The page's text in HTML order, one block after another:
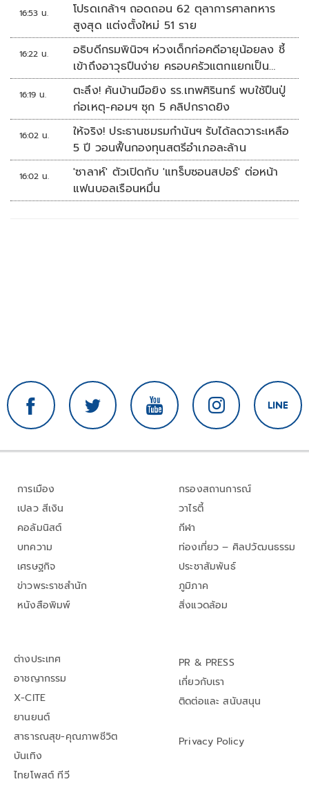
16:53 น.
โปรดเกล้าฯ ถอดถอน 62 ตุลาการศาลทหาร
สูงสุด แต่งตั้งใหม่ 51 ราย
16:22 น.
อธิบดีกรมพินิจฯ ห่วงเด็กก่อคดีอายุน้อยลง ชี้
เข้าถึงอาวุธปืนง่าย ครอบครัวแตกแยกเป็น
ชนวนสำคัญ
16:19 น.
ตะลึง! ค้นบ้านมือยิง รร.เทพศิรินทร์ พบใช้ปืนปู่
ก่อเหตุ-คอมฯ ซุก 5 คลิปกราดยิง
16:02 น.
ให้จริง! ประธานชมรมกำนันฯ รับได้ลดวาระเหลือ
5 ปี วอนฟื้นกองทุนสตรีอำเภอละล้าน
16:02 น.
'ซาลาห์' ตัวเปิดกับ 'แทร็บซอนสปอร์' ต่อหน้า
แฟนบอลเรือนหมื่น
การเมือง
เปลว สีเงิน
คอลัมนิสต์
บทความ
เศรษฐกิจ
ข่าวพระราชสำนัก
หนังสือพิมพ์
กรองสถานการณ์
วาไรตี้
กีฬา
ท่องเที่ยว – ศิลปวัฒนธรรม
ประชาสัมพันธ์
ภูมิภาค
สิ่งแวดล้อม
ต่างประเทศ
อาชญากรรม
X-CITE
ยานยนต์
สาธารณสุข-คุณภาพชีวิต
บันเทิง
ไทยโพสต์ ทีวี
PR & PRESS
เกี่ยวกับเรา
ติดต่อและ สนับสนุน
Privacy Policy